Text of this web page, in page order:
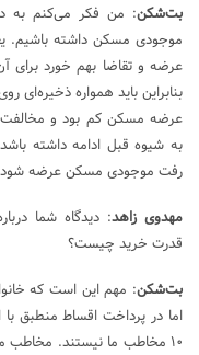
بت‌شکن: من فکر می‌کنم به
موجودی مسکن داشته باشیم.
عرضه و تقاضا بهم خورد برای
بنابراین باید همواره
عرضه مسکن کم بود و
به شیوه قبل ادامه داشته
رفت موجودی مسکن عرضه
مهدوی زاهد: دیدگاه شما
قدرت خرید چیست؟
بت‌شکن: مهم این است که